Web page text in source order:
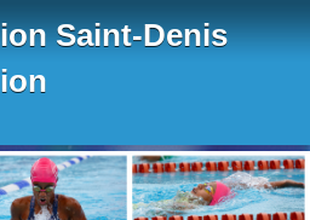
Saint-Denis